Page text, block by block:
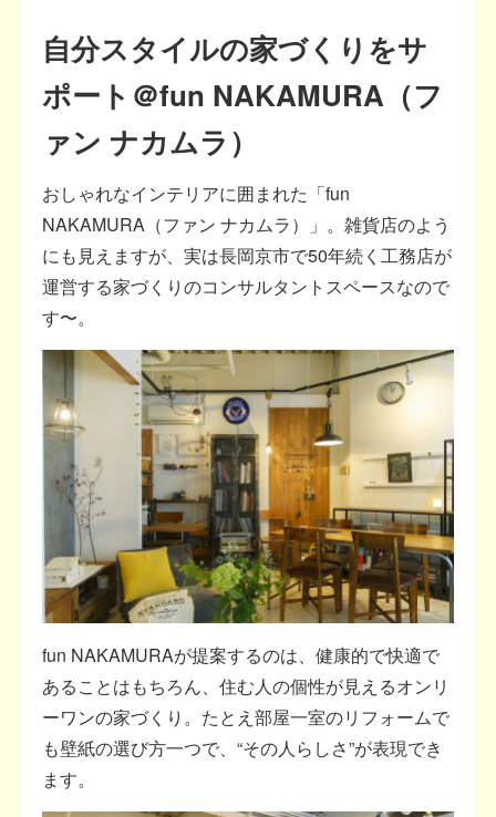
自分スタイルの家づくりをサ
ポート＠fun NAKAMURA（フ
ァン ナカムラ）
おしゃれなインテリアに囲まれた「fun
NAKAMURA（ファン ナカムラ）」。雑貨店のよう
にも見えますが、実は長岡京市で50年続く工務店が
運営する家づくりのコンサルタントスペースなので
す〜。
fun NAKAMURAが提案するのは、健康的で快適で
あることはもちろん、住む人の個性が見えるオンリ
ーワンの家づくり。たとえ部屋一室のリフォームで
も壁紙の選び方一つで、“その人らしさ”が表現でき
ます。